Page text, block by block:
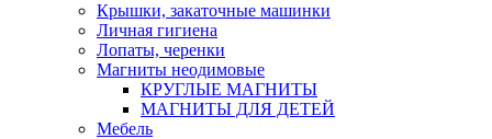
Крышки, закаточные машинки
Личная гигиена
Лопаты, черенки
Магниты неодимовые
КРУГЛЫЕ МАГНИТЫ
МАГНИТЫ ДЛЯ ДЕТЕЙ
Мебель